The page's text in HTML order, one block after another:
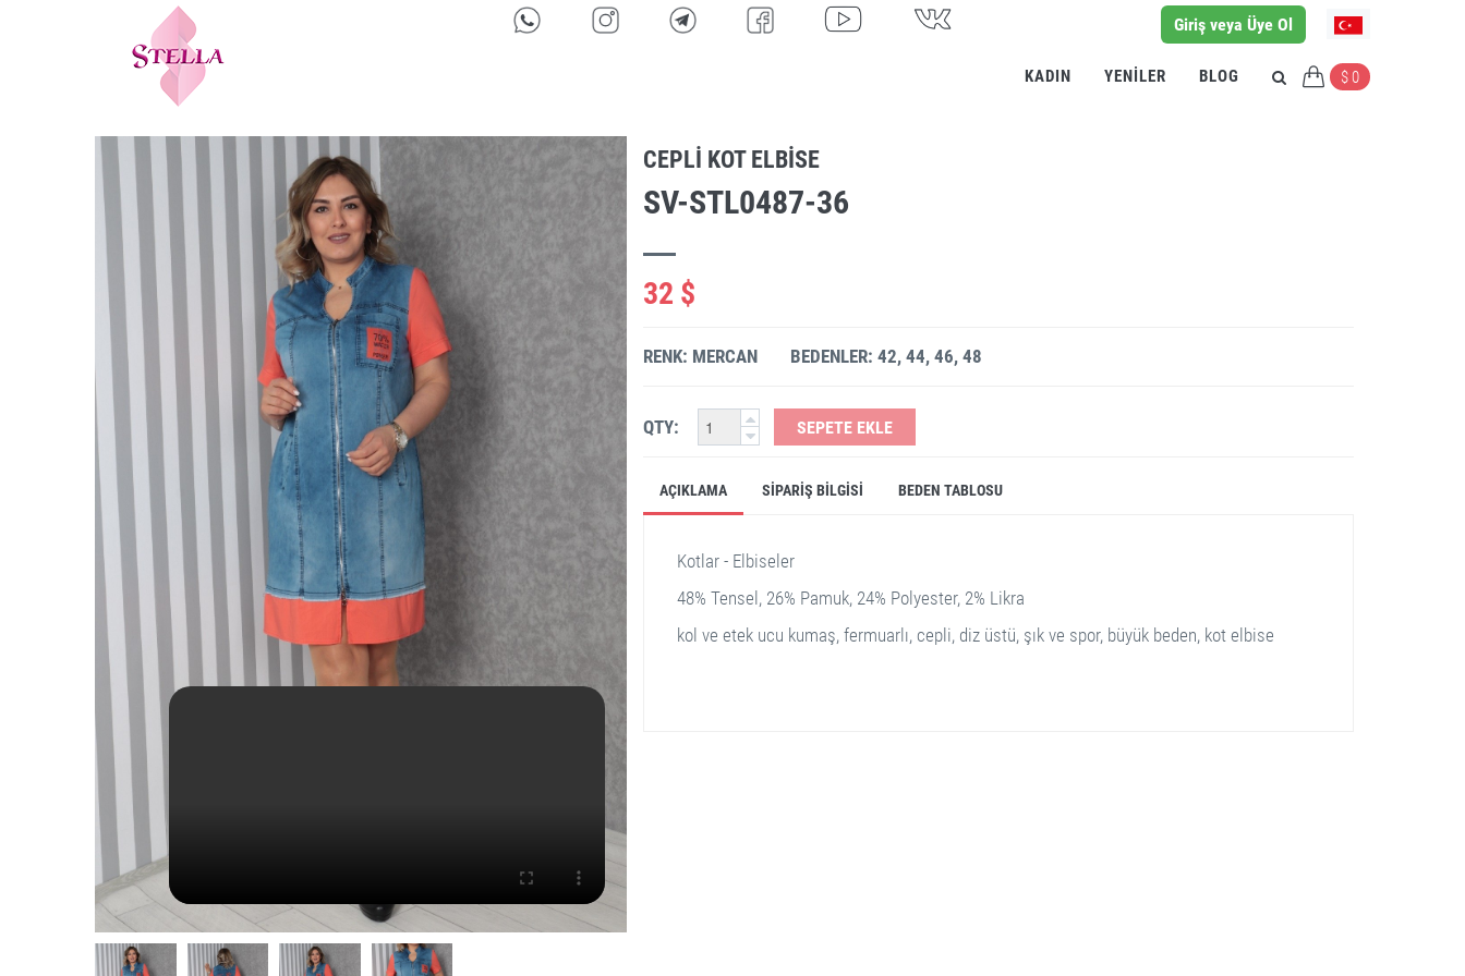
Giriş veya Üye Ol
KADIN YENILER BLOG $ 0
CEPLI KOT ELBISE
SV-STL0487-36
32 $
RENK: MERCAN BEDENLER: 42, 44, 46, 48
QTY: SEPETE EKLE
AÇIKLAMA SIPARIŞ BILGISI BEDEN TABLOSU
Kotlar - Elbiseler
48% Tensel, 26% Pamuk, 24% Polyester, 2% Likra
kol ve etek ucu kumaş, fermuarlı, cepli, diz üstü, şık ve spor, büyük beden, kot elbise